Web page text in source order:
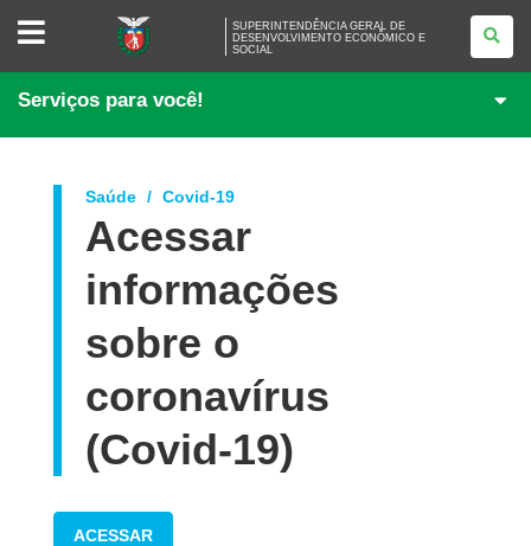
SUPERINTENDÊNCIA
DESENVOLVIMENTO
ECONÔMICO
E
SUPERINTENDÊNCIA GERAL DE
DESENVOLVIMENTO ECONÔMICO E
SOCIAL
Serviços para você!
Saúde Covid-19
Acessar
informações
sobre o
coronavírus
(Covid-19)
ACESSAR